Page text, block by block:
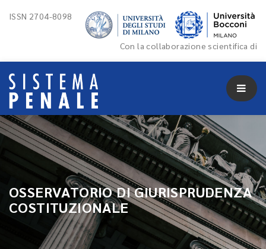
ISSN 2704-8098
Con la collaborazione scientifica di
OSSERVATORIO DI GIURISPRUDENZA
COSTITUZIONALE